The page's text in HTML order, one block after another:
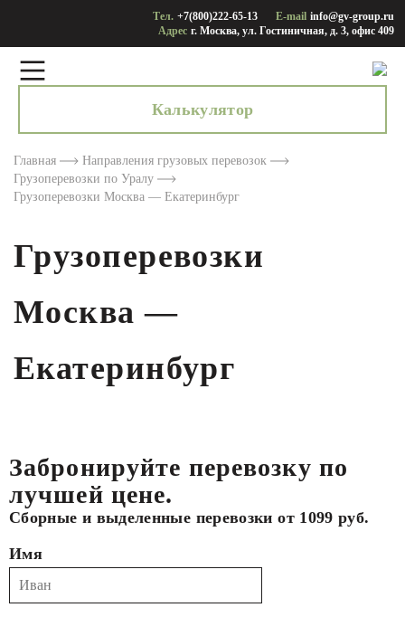
Тел. +7(800)222-65-13 E-mail info@gv-group.ru
Адрес г. Москва, ул. Гостиничная, д. 3, офис 409
Калькулятор
Главная
Направления грузовых перевозок
Грузоперевозки по Уралу
Грузоперевозки Москва — Екатеринбург
Грузоперевозки
Москва —
Екатеринбург
Забронируйте перевозку по
лучшей цене.
Сборные и выделенные перевозки от 1099 руб.
Имя